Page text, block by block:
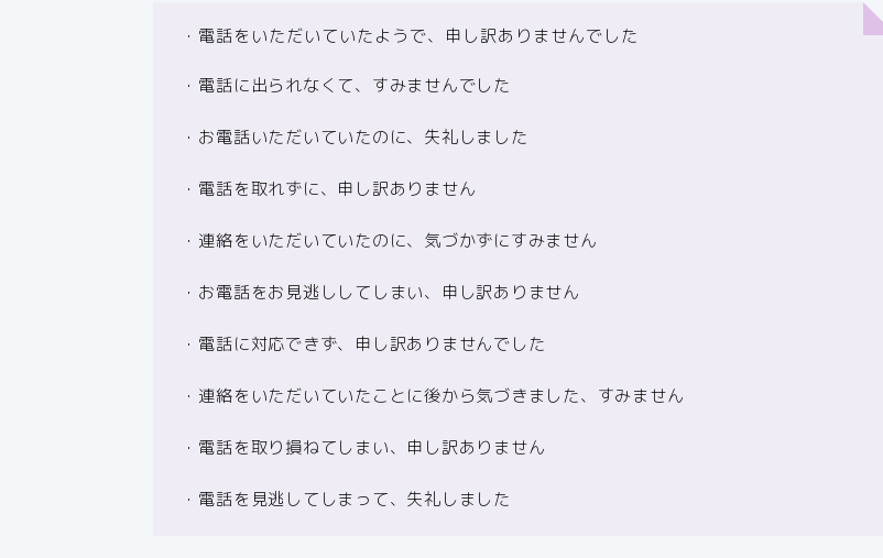
・電話をいただいていたようで、申し訳ありませんでした
・電話に出られなくて、すみませんでした
・お電話いただいていたのに、失礼しました
・電話を取れずに、申し訳ありません
・連絡をいただいていたのに、気づかずにすみません
・お電話をお見逃ししてしまい、申し訳ありません
・電話に対応できず、申し訳ありませんでした
・連絡をいただいていたことに後から気づきました、すみません
・電話を取り損ねてしまい、申し訳ありません
・電話を見逃してしまって、失礼しました